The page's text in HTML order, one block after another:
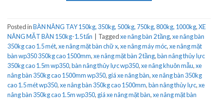
Posted inBÀN NÂNG TAY 150kg, 350kg, 500kg, 750kg, 800kg, 1000kg,XE
NÂNG MẶT BÀN 150kg-1.5 tấn
Taggedxe nâng bàn 2 tầng,xe nâng bàn
350kg cao 1.5 mét,xe nâng mặt bàn chữ x,xe nâng máy móc,xe nâng mặt
bàn wp350 350kg cao 1500mm,xe nâng mặt bàn 2 tầng,bàn nâng thủy lực
350kg cao 1.5m wp350,bàn nâng thủy lực wp350,xe nâng khuôn mẫu,xe
nâng bàn 350kg cao 1500mm wp350, giá xe nâng bàn,xe nâng bàn 350kg
cao 1.5 mét wp350,xe nâng bàn 350kg cao 1500mm,bàn nâng thủy lực,xe
nâng bàn 350kg cao 1.5m wp350, giá xe nâng mặt bàn,xe nâng mặt bàn